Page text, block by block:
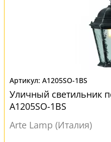
A1205SO-1BS
Уличный светильник
A1205SO-1BS
Arte Lamp (Италия)